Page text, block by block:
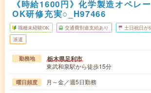
《時給1600円》化学製造オペレ
OK研修充実○_H97466
職種未経験OK 交通費別途支給あり 土日祝日が
派遣
勤務地 栃木県足利市
東武和泉駅から徒歩15分
曜日頻度 月～金／週5日勤務